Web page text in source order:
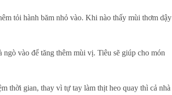
tỏi hành băm nhỏ vào. Khi nào thấy mùi thơm dậy
vào để tăng thêm mùi vị. Tiêu sẽ giúp cho món
thời gian, thay vì tự tay làm thịt heo quay thì cả nhà